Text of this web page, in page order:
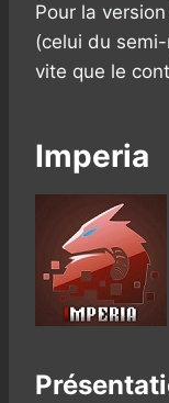
Pour la
(celui du
vite que le
Imperia